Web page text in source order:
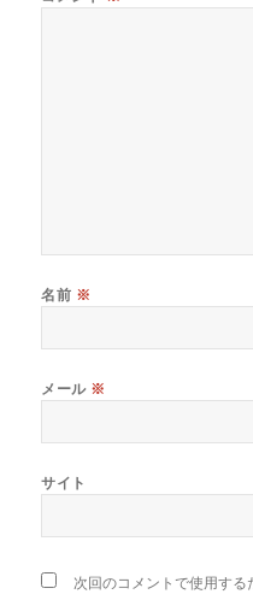
名前 ※
メール ※
サイト
次回のコメントで使用す